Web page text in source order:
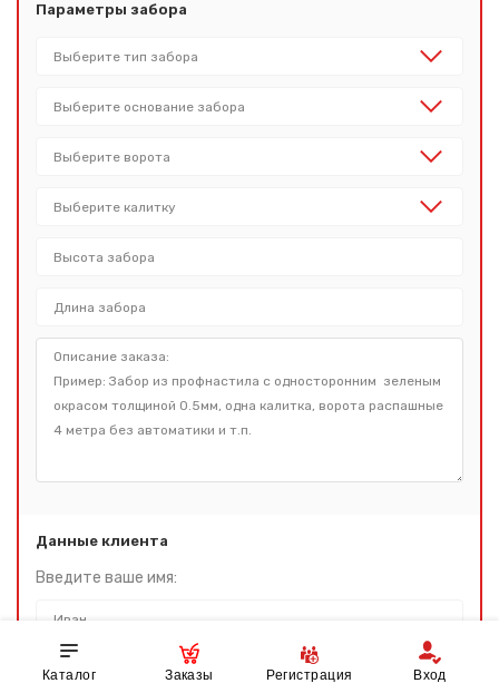
Параметры забора
Данные клиента
Введите ваше имя:
Номер телефона:
Каталог Заказы Регистрация Вход